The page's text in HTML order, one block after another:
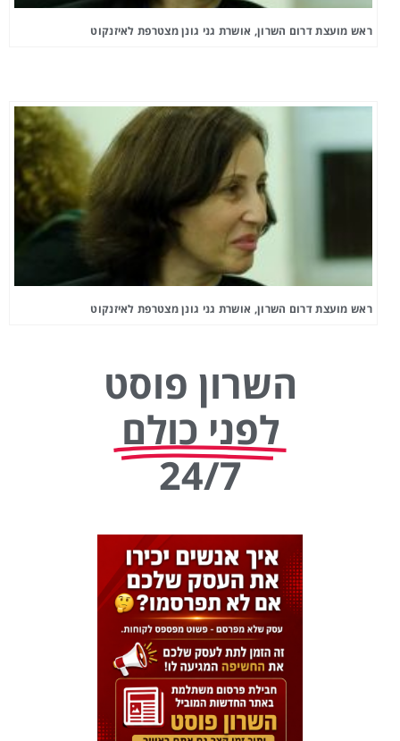
ראש מועצת דרום השרון, אושרת גני גונן מצטרפת לאיזנקוט
ראש מועצת דרום השרון, אושרת גני גונן מצטרפת לאיזנקוט
השרון פוסט
לפני כולם
24/7